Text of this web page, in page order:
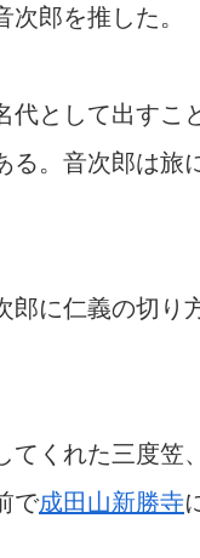
次郎を推した。
代として出すこ
る。音次郎は旅
郎に仁義の切り
てくれた三度笠
で成田山新勝寺